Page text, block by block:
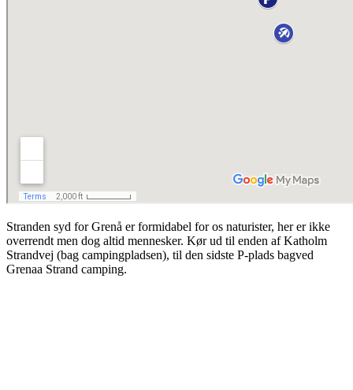
Stranden syd for Grenå er formidabel for os naturister, her er ikke
overrendt men dog altid mennesker. Kør ud til enden af Katholm
Strandvej (bag campingpladsen), til den sidste P-plads bagved
Grenaa Strand camping.